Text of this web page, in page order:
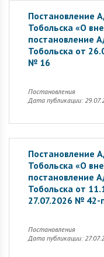
Постановление
Тобольска «О
постановление
Тобольска от
№ 16
Постановления
Дата публикации:
Постановление
Тобольска «О
постановление
Тобольска от
27.07.2026 № 42-
Постановления
Дата публикации: